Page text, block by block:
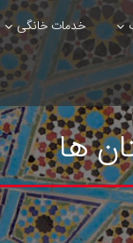
خدمات خانگی
ها